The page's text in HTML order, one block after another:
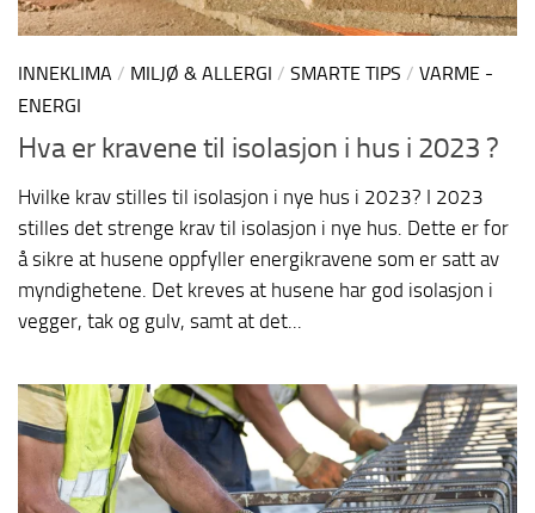
INNEKLIMA / MILJØ & ALLERGI / SMARTE TIPS / VARME -
ENERGI
Hva er kravene til isolasjon i hus i 2023 ?
Hvilke krav stilles til isolasjon i nye hus i 2023? I 2023
stilles det strenge krav til isolasjon i nye hus. Dette er for
å sikre at husene oppfyller energikravene som er satt av
myndighetene. Det kreves at husene har god isolasjon i
vegger, tak og gulv, samt at det...